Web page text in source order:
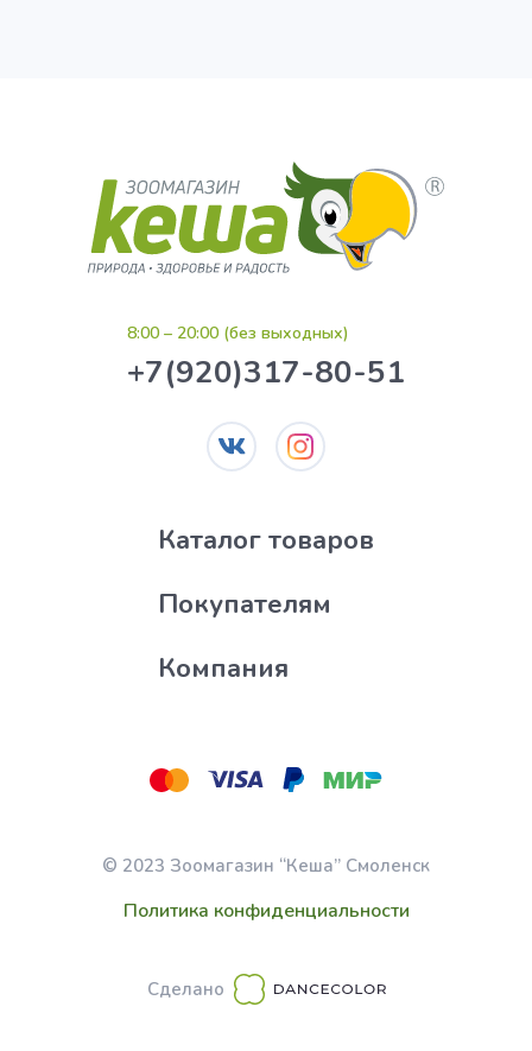
8:00 – 20:00 (без выходных)
+7(920)317-80-51
Каталог товаров
Покупателям
Компания
© 2023 Зоомагазин “Кеша” Смоленск
Политика конфиденциальности
Сделано